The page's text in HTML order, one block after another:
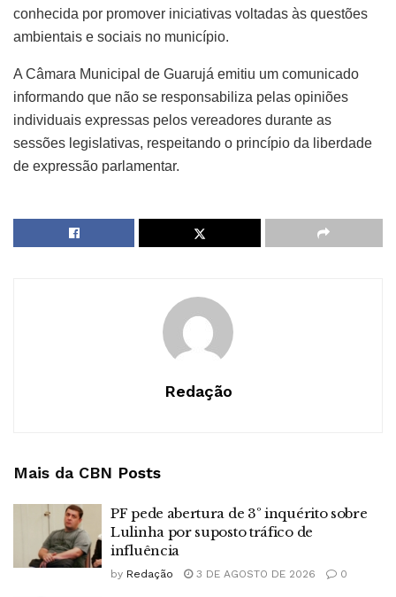
conhecida por promover iniciativas voltadas às questões
ambientais e sociais no município.
A Câmara Municipal de Guarujá emitiu um comunicado
informando que não se responsabiliza pelas opiniões
individuais expressas pelos vereadores durante as
sessões legislativas, respeitando o princípio da liberdade
de expressão parlamentar.
Redação
Mais da CBN Posts
PF pede abertura de 3º inquérito sobre
Lulinha por suposto tráfico de
influência
by Redação 3 DE AGOSTO DE 2026 0